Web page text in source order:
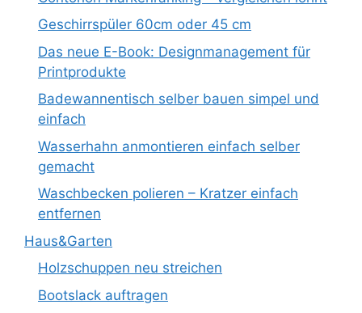
Geschirrspüler 60cm oder 45 cm
Das neue E-Book: Designmanagement für
Printprodukte
Badewannentisch selber bauen simpel und
einfach
Wasserhahn anmontieren einfach selber
gemacht
Waschbecken polieren – Kratzer einfach
entfernen
Haus&Garten
Holzschuppen neu streichen
Bootslack auftragen